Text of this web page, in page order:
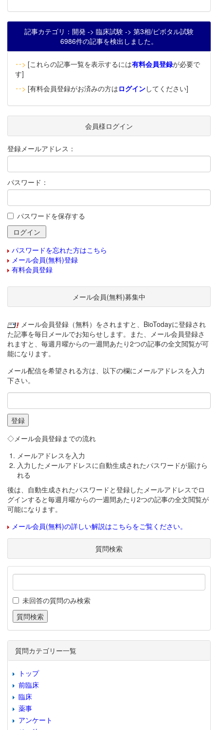
記事カテゴリ：開発 -> 臨床試験 -> 第3相/ピボタル試験
6986件の記事を検出しました。
‥> [これらの記事一覧を表示するには有料会員登録が必要で
す]
‥> [有料会員登録がお済みの方はログインしてください]
会員様ログイン
登録メールアドレス：
パスワード：
パスワードを保存する
パスワードを忘れた方はこちら
メール会員(無料)登録
有料会員登録
メール会員(無料)募集中
メール会員登録（無料）をされますと、BioTodayに登録され
た記事を毎日メールでお知らせします。また、メール会員登録さ
れますと、毎週月曜からの一週間あたり2つの記事の全文閲覧が可
能になります。
メール配信を希望される方は、以下の欄にメールアドレスを入力
下さい。
◇メール会員登録までの流れ
メールアドレスを入力
入力したメールアドレスに自動生成されたパスワードが届けら
れる
後は、自動生成されたパスワードと登録したメールアドレスでロ
グインすると毎週月曜からの一週間あたり2つの記事の全文閲覧が
可能になります。
メール会員(無料)の詳しい解説はこちらをご覧ください。
質問検索
未回答の質問のみ検索
質問カテゴリー一覧
トップ
前臨床
臨床
薬事
アンケート